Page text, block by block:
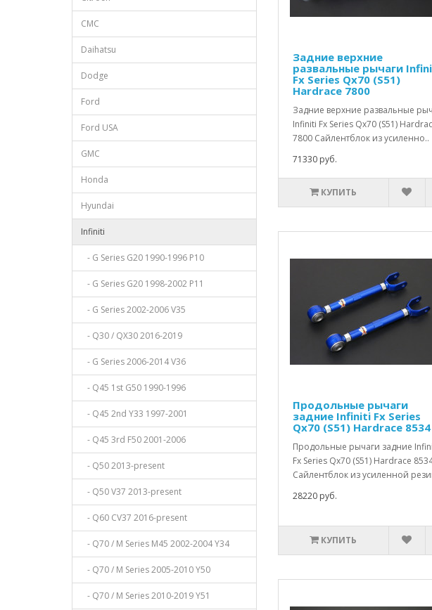
CMC
Daihatsu
Dodge
Ford
Ford USA
GMC
Honda
Hyundai
Infiniti
- G Series G20 1990-1996 P10
- G Series G20 1998-2002 P11
- G Series 2002-2006 V35
- Q30 / QX30 2016-2019
- G Series 2006-2014 V36
- Q45 1st G50 1990-1996
- Q45 2nd Y33 1997-2001
- Q45 3rd F50 2001-2006
- Q50 2013-present
- Q50 V37 2013-present
- Q60 CV37 2016-present
- Q70 / M Series M45 2002-2004 Y34
- Q70 / M Series 2005-2010 Y50
- Q70 / M Series 2010-2019 Y51
Задние верхние
развальные рычаги
Fx Series Qx70 (S51)
Hardrace 7800
Задние верхние развальные
Infiniti Fx Series Qx70 (S51)
7800 Сайлентблок из усиленно..
71330 руб.
КУПИТЬ
Продольные рычаги
задние Infiniti Fx Series
Qx70 (S51) Hardrace 8534
Продольные рычаги задние
Fx Series Qx70 (S51) Hardrace
Сайлентблок из усиленной
28220 руб.
КУПИТЬ